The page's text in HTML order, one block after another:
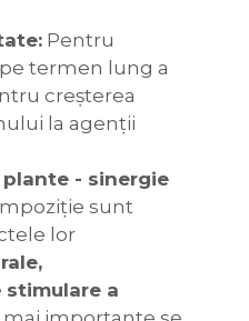
Pentru
termen lung a
creșterea
la agenții
plante - sinergie
sunt
lor
stimulare a